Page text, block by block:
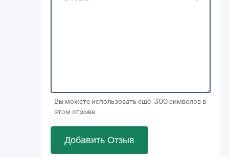
Вы можете использовать ещё 300 символов в
этом отзыве.
Добавить Отзыв